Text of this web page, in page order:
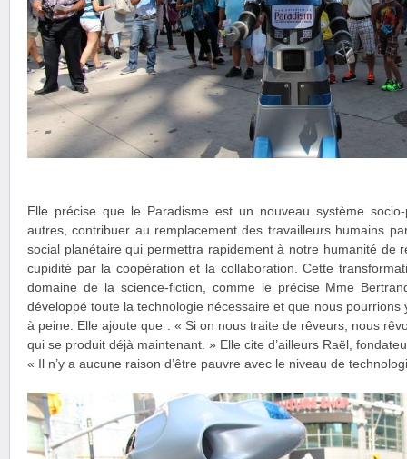
Elle précise que le Paradisme est un nouveau système
autres, contribuer au remplacement des travailleurs humains
social planétaire qui permettra rapidement à notre humanité de
cupidité par la coopération et la collaboration. Cette
domaine de la science-fiction, comme le précise Mme
développé toute la technologie nécessaire et que nous pourrions
à peine. Elle ajoute que : « Si on nous traite de rêveurs, nous
qui se produit déjà maintenant. » Elle cite d’ailleurs Raël,
« Il n’y a aucune raison d’être pauvre avec le niveau de